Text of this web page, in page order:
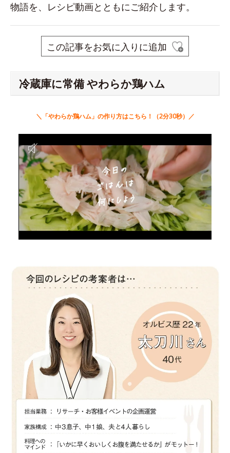
物語を、レシピ動画とともにご紹介します。
この記事をお気に入りに追加
冷蔵庫に常備 やわらか鶏ハム
＼「やわらか鶏ハム」の作り方はこちら！（2分30秒）／